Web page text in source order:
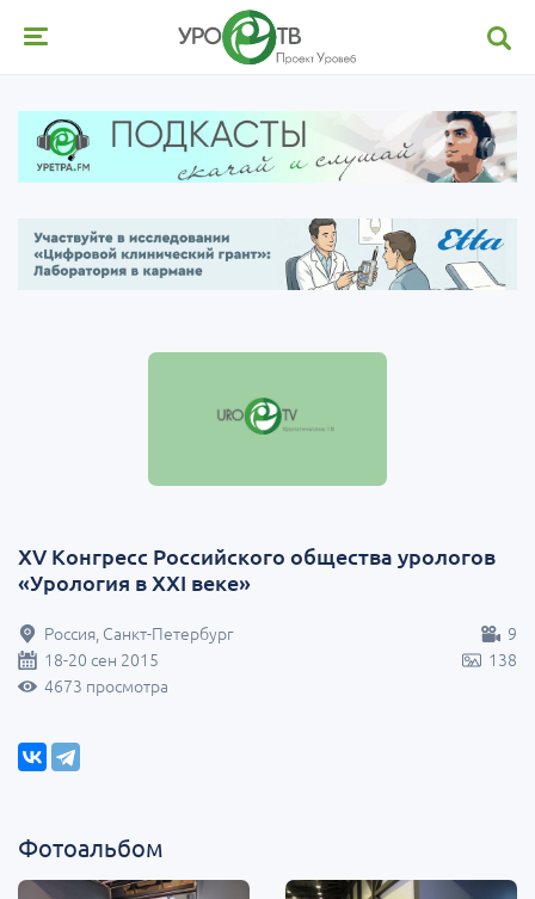
XV Конгресс Российского общества урологов
«Урология в XXI веке»
9
Россия, Санкт-Петербург
138
18-20 сен 2015
4673 просмотра
Фотоальбом